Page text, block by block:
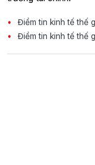
Điểm tin kinh tế thế
Điểm tin kinh tế thế